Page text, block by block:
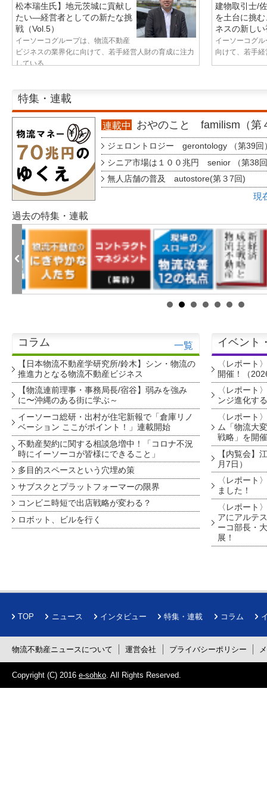
松本瑞生氏】地元茨城に貢献し
たい—経営者としての新たな挑
戦（Vol.5）
イーソーコグループは、物流不動産
ビジネスの業界化に向けて、若手経営人財の育成に注力
している...
建物取引士/
を土台に挑
ネスの新し
イーソーコグ
向けて、若手
特集・連載
連載中 おやのこと familism（第
ジェロントロジー gerontology （第39回
シニア市場は１００兆円 senior （第38
無人店舗の普及 autostore(第３7回)
現
過去の特集・連載
コラム 一覧
【日本物流不動産学研究所/鈴木】シン・物流の
推進力となる物流不動産ビジネス
【物流連前理事・事務局長/宿谷】弱みを強み
に〜沖縄のある街に学ぶ～
イーソーコ総研・出村が住宅新報で「倉庫リノ
ベーション ここがポイント！」連載開始
不動産契約に関する相談急増中！「コロナ不況
時にイーソーコが皆様にできること」
多目的スペースという穴埋め策
サブスクとプラットフォーマーの限界
コンビニ時短で出店戦略が変わる？
ロボット、ビルを行く
イベント
〈レポート
開催！（
〈レポート
ンジ進化す
〈レポート
ム「物流大
戦略」を開
【内覧会】
月7日）
〈レポート
ました！
〈レポート
アにアルテ
ーコ部長・
展！
TOP ニュース インタビュー 特集・連載 コラム
物流不動産ニュースについて 運営会社 プライバシーポリシー
Copyright (C) 2016 e-sohko . All Rights Reserved.